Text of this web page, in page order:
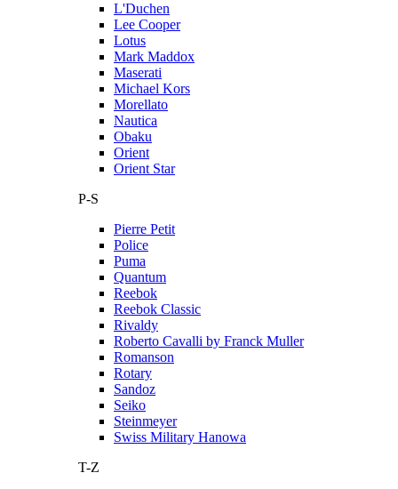
L'Duchen
Lee Cooper
Lotus
Mark Maddox
Maserati
Michael Kors
Morellato
Nautica
Obaku
Orient
Orient Star
P-S
Pierre Petit
Police
Puma
Quantum
Reebok
Reebok Classic
Rivaldy
Roberto Cavalli by Franck Muller
Romanson
Rotary
Sandoz
Seiko
Steinmeyer
Swiss Military Hanowa
T-Z